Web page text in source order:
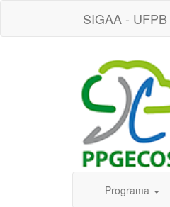
SIGAA - UFPB
Programa